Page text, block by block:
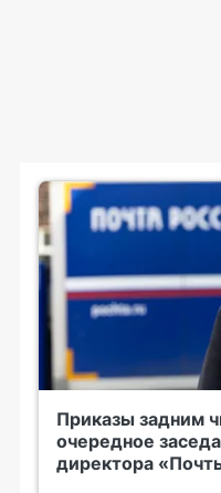
Приказы задним
очередное
директора